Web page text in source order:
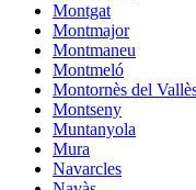
Montgat
Montmajor
Montmaneu
Montmeló
Montornès del
Montseny
Muntanyola
Mura
Navarcles